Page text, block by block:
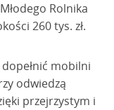
Rolnika
260 tys. zł.
mobilni
odwiedzą
przejrzystym i